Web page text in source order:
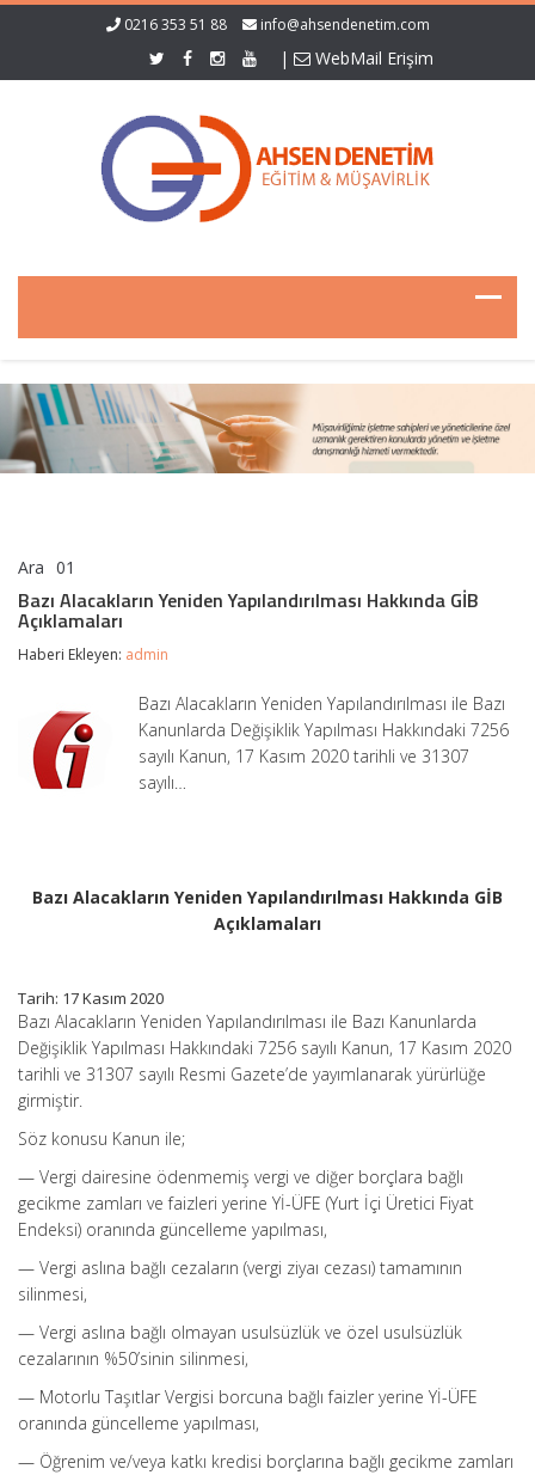
0216 353 51 88 info@ahsendenetim.com
| WebMail Erişim
Ara 01
Yeniden
Yapılandırılması
Hakkında
Bazı Alacakların Yeniden Yapılandırılması Hakkında GİB
Açıklamaları
Haberi Ekleyen: admin
Bazı Alacakların Yeniden Yapılandırılması ile Bazı
Kanunlarda Değişiklik Yapılması Hakkındaki 7256
sayılı Kanun, 17 Kasım 2020 tarihli ve 31307
sayılı…
Bazı Alacakların Yeniden Yapılandırılması Hakkında GİB
Açıklamaları
Tarih: 17 Kasım 2020
Bazı Alacakların Yeniden Yapılandırılması ile Bazı Kanunlarda
Değişiklik Yapılması Hakkındaki 7256 sayılı Kanun, 17 Kasım 2020
tarihli ve 31307 sayılı Resmi Gazete’de yayımlanarak yürürlüğe
girmiştir.
Söz konusu Kanun ile;
— Vergi dairesine ödenmemiş vergi ve diğer borçlara bağlı
gecikme zamları ve faizleri yerine Yİ-ÜFE (Yurt İçi Üretici Fiyat
Endeksi) oranında güncelleme yapılması,
— Vergi aslına bağlı cezaların (vergi ziyaı cezası) tamamının
silinmesi,
— Vergi aslına bağlı olmayan usulsüzlük ve özel usulsüzlük
cezalarının %50’sinin silinmesi,
— Motorlu Taşıtlar Vergisi borcuna bağlı faizler yerine Yİ-ÜFE
oranında güncelleme yapılması,
— Öğrenim ve/veya katkı kredisi borçlarına bağlı gecikme zamları